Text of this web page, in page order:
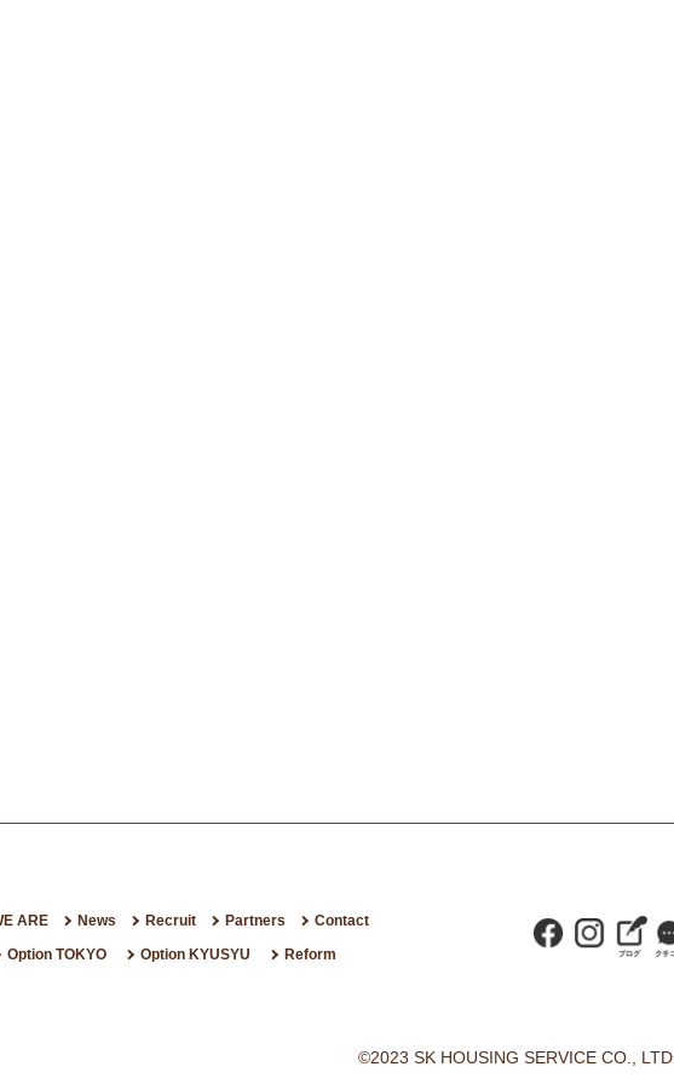
ARE News Recruit Partners
Contact
Option TOKYO Option KYUSYU Reform
©2023 SK HOUSING SERVICE CO., LTD.